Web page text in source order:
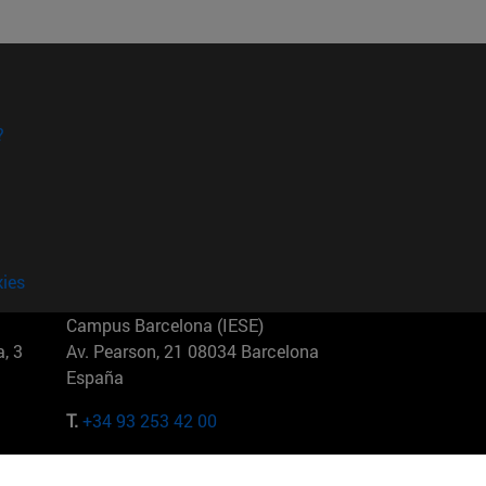
3
Campus Barcelona (IESE)
Av. Pearson, 21 08034 Barcelona
España
T.+34 93 253 42 00